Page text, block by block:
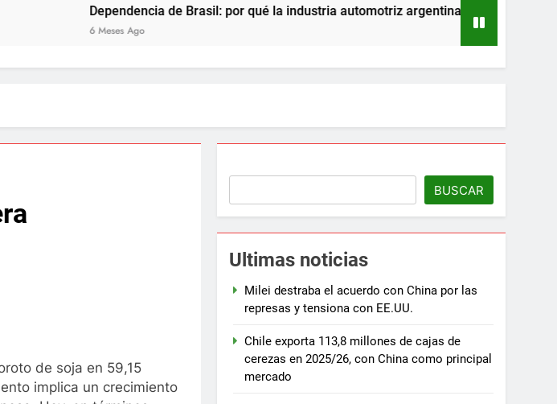
Dependencia de Brasil: por qué la industria automotriz argentina podría enfrentar una
de soja en 59,15
implica un crecimiento
BUSCAR
Ultimas noticias
Milei destraba el acuerdo con China por las
represas y tensiona con EE.UU.
Chile exporta 113,8 millones de cajas de
cerezas en 2025/26, con China como principal
mercado